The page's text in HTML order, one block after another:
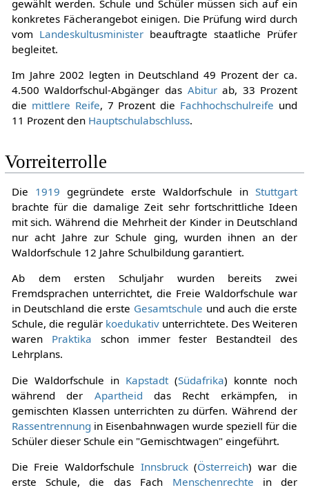
gewählt werden. Schule und Schüler müssen sich auf ein
konkretes Fächerangebot einigen. Die Prüfung wird durch
vom Landeskultusministerbeauftragte staatliche Prüfer
begleitet.
Im Jahre 2002 legten in Deutschland 49 Prozent der ca.
4.500 Waldorfschul-Abgänger das Abiturab, 33 Prozent
die mittlere Reife, 7 Prozent die Fachhochschulreife und
11 Prozent den Hauptschulabschluss.
Vorreiterrolle
Die 1919 gegründete erste Waldorfschule inStuttgart
brachte für die damalige Zeit sehr fortschrittliche Ideen
mit sich. Während die Mehrheit der Kinder in Deutschland
nur acht Jahre zur Schule ging, wurden ihnen an der
Waldorfschule 12 Jahre Schulbildung garantiert.
Ab dem ersten Schuljahr wurden bereits zwei
Fremdsprachen unterrichtet, die Freie Waldorfschule war
in Deutschland die erste Gesamtschule und auch die erste
Schule, die regulär koedukativ unterrichtete. Des Weiteren
waren Praktika schon immer fester Bestandteil des
Lehrplans.
Die Waldorfschule in Kapstadt (Südafrika) konnte noch
während der Apartheid das Recht erkämpfen, in
gemischten Klassen unterrichten zu dürfen. Während der
Rassentrennung in Eisenbahnwagen wurde speziell für die
Schüler dieser Schule ein "Gemischtwagen" eingeführt.
Die Freie Waldorfschule Innsbruck(Österreich) war die
erste Schule, die das Fach Menschenrechte in der